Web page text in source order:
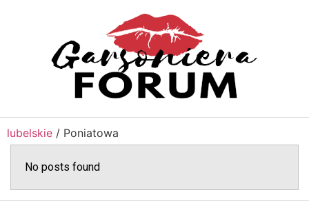
lubelskie / Poniatowa
No posts found